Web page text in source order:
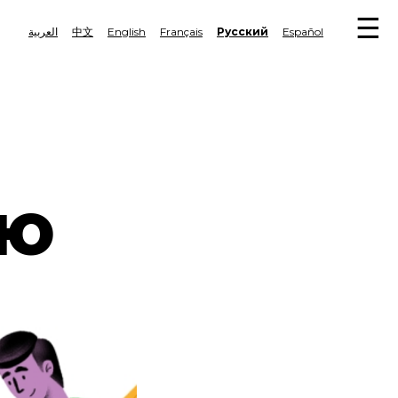
العربية 中文 English Français Русский Español